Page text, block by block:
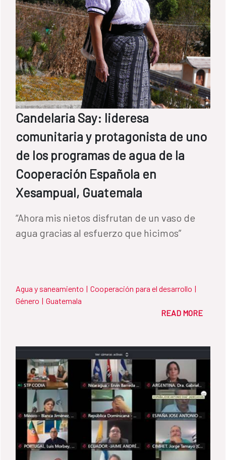
Candelaria Say: lideresa
comunitaria y protagonista de uno
de los programas de agua de la
Cooperación Española en
Xesampual, Guatemala
“Ahora mis nietos disfrutan de un vaso de
agua gracias al esfuerzo que hicimos”
Agua y saneamiento | Cooperación para el desarrollo |
Género | Guatemala
READ MORE